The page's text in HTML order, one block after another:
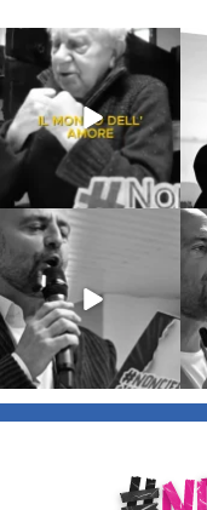
Lug 31
213 4
Lug 9
54